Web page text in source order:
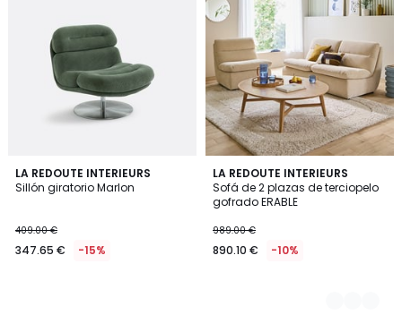
LA REDOUTE INTERIEURS
Sillón giratorio Marlon
409.00 €
347.65 € -15%
LA REDOUTE INTERIEURS
Sofá de 2 plazas de terciopelo
gofrado ERABLE
989.00 €
890.10 € -10%
8
Colores